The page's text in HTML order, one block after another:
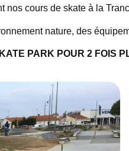
nos cours de skate à la
nature, des
PARK POUR 2 FOIS